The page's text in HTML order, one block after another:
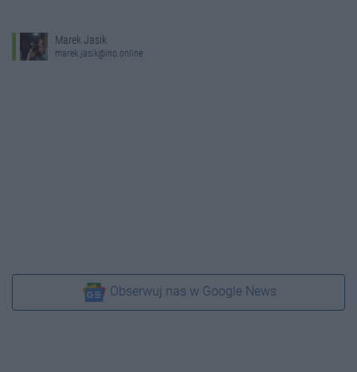
Marek Jasik
marek.jasik@ino.online
Obserwuj nas w Google News